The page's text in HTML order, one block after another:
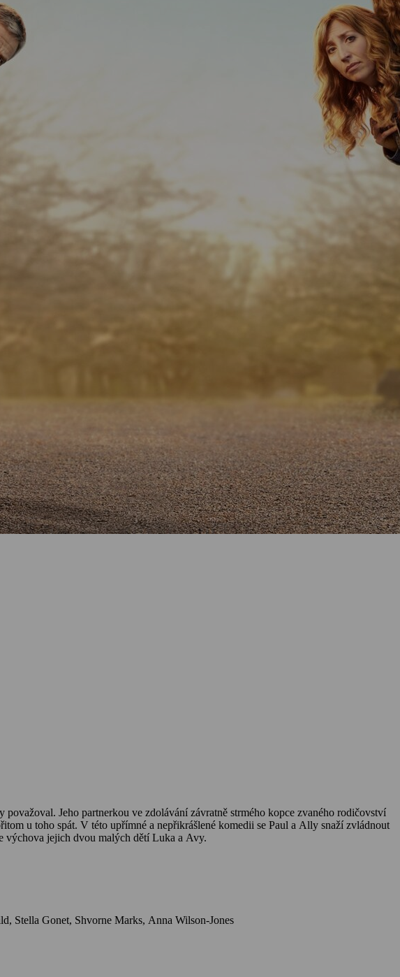
Jeho partnerkou ve zdolávání závratně strmého kopce zvaného rodičovství
u toho spát. V této upřímné a nepřikrášlené komedii se Paul a Ally snaží zvládnout
výchova jejich dvou malých dětí Luka a Avy.
Herci: Martin Freeman, Daisy Haggard, Jayda Eyles, Vihaan Patel, George Wakeman, Rosalind Eleazar, Nicola Goodchild, Stella Gonet, Shvorne Marks, Anna Wilson-Jones